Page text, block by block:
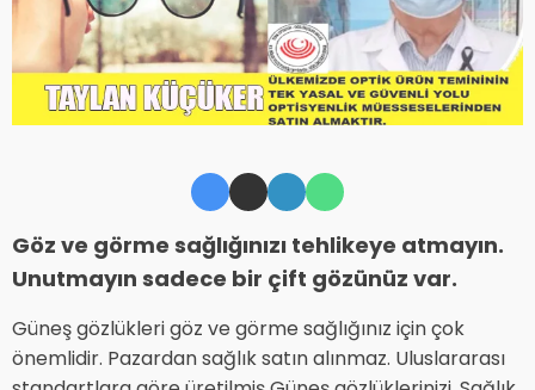
Göz ve görme sağlığınızı tehlikeye atmayın.
Unutmayın sadece bir çift gözünüz var.
Güneş gözlükleri göz ve görme sağlığınız için çok
önemlidir. Pazardan sağlık satın alınmaz. Uluslararası